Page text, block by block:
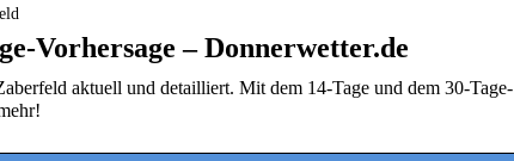
Vorhersage – Donnerwetter.de
aktuell und detailliert. Mit dem 14-Tage und dem 30-Tage-